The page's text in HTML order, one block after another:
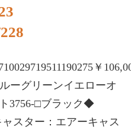
￥
ーグリーンイエローオ
3756-□ブラック◆
ター：エアーキャス